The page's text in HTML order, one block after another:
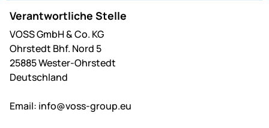
Verantwortliche Stelle
VOSS GmbH & Co. KG
Ohrstedt Bhf. Nord 5
25885 Wester-Ohrstedt
Deutschland
Email: info@voss-group.eu